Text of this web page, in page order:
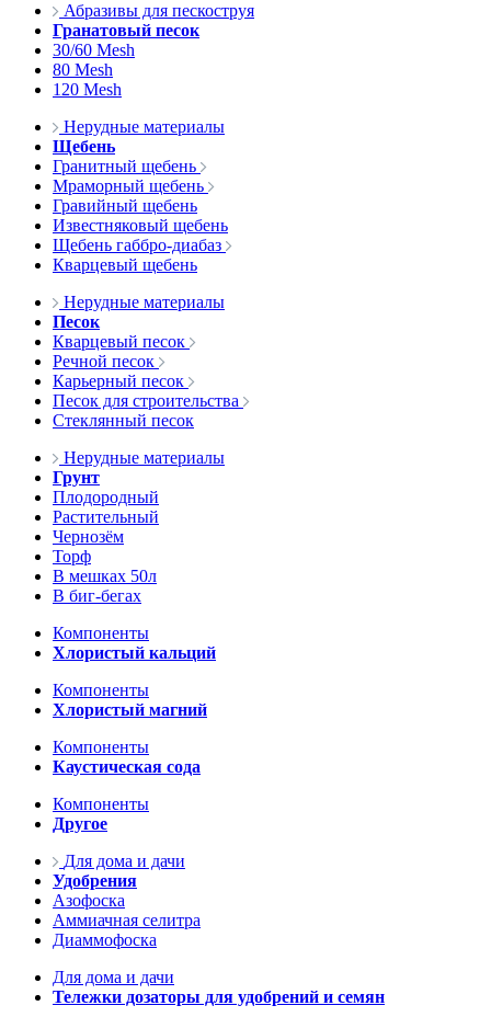
Абразивы для пескоструя
Гранатовый песок
30/60 Mesh
80 Mesh
120 Mesh
Нерудные материалы
Щебень
Гранитный щебень
Мраморный щебень
Гравийный щебень
Известняковый щебень
Щебень габбро-диабаз
Кварцевый щебень
Нерудные материалы
Песок
Кварцевый песок
Речной песок
Карьерный песок
Песок для строительства
Стеклянный песок
Нерудные материалы
Грунт
Плодородный
Растительный
Чернозём
Торф
В мешках 50л
В биг-бегах
Компоненты
Хлористый кальций
Компоненты
Хлористый магний
Компоненты
Каустическая сода
Компоненты
Другое
Для дома и дачи
Удобрения
Азофоска
Аммиачная селитра
Диаммофоска
Для дома и дачи
Тележки дозаторы для удобрений и семян